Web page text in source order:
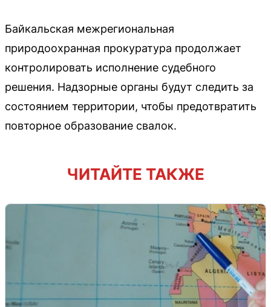
Байкальская межрегиональная
природоохранная прокуратура продолжает
контролировать исполнение судебного
решения. Надзорные органы будут следить за
состоянием территории, чтобы предотвратить
повторное образование свалок.
ЧИТАЙТЕ ТАКЖЕ